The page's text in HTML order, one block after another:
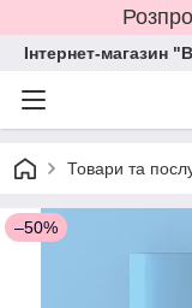
Інтернет-магазин
Товари та
–50%